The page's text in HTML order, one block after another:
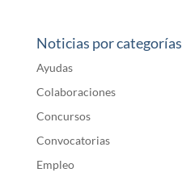
Noticias por categorías
Ayudas
Colaboraciones
Concursos
Convocatorias
Empleo